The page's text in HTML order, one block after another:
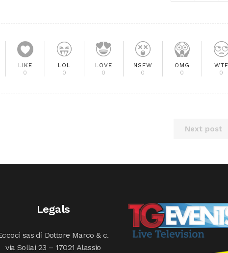
LIKE
0
LOL
0
LOVE
0
NSFW
0
OMG
0
WTF
0
Next post
Legals
sas di Dottore Marco & c.
via Sollai 23 – 17021 Alassio